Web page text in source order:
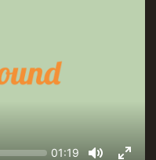
Current
01:19